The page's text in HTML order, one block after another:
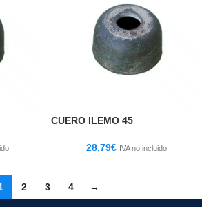
CUERO ILEMO 45
28,79€ IVA no incluido
2 3 4 →